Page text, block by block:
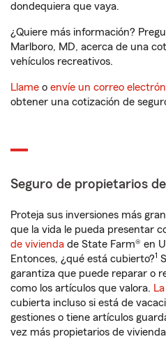
dondequiera que vaya.
¿Quiere más información?
Marlboro, MD, acerca de una
vehículos recreativos.
Llame o envíe un correo
obtener una cotización de
Seguro de propietarios
Proteja sus inversiones más
que la vida le pueda presentar
de vivienda de State Farm® en
Entonces, ¿qué está cubierto?1
garantiza que puede reparar o
como los artículos que valora.
cubierta incluso si está de
gestiones o tiene artículos
vez más propietarios de